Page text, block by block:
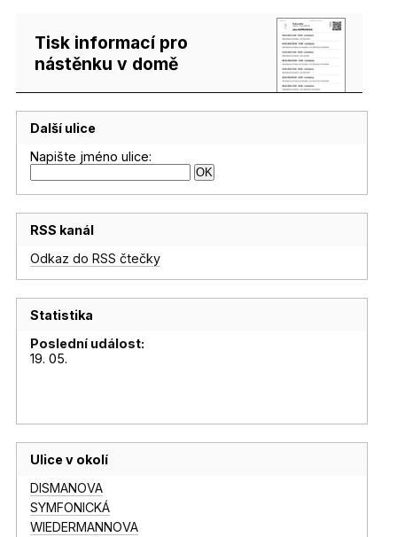
Tisk informací pro
nástěnku v domě
Další ulice
Napište jméno ulice:
RSS kanál
Odkaz do RSS čtečky
Statistika
Poslední událost:
19. 05.
Ulice v okolí
DISMANOVA
SYMFONICKÁ
WIEDERMANNOVA